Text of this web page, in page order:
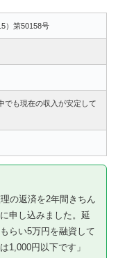
）第50158号
でも現在の収入が安定して
の返済を2年間きちん
申し込みました。延
らい5万円を融資して
1,000円以下です」